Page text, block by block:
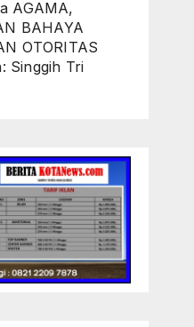
AGAMA,
BAHAYA
OTORITAS
Singgih Tri